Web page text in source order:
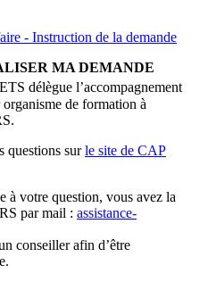
- Instruction de la demande
MA DEMANDE
délègue l’accompagnement
de formation à
questions surle site de CAP
à votre question, vous avez la
par mail : assistance-
conseiller afin d’être